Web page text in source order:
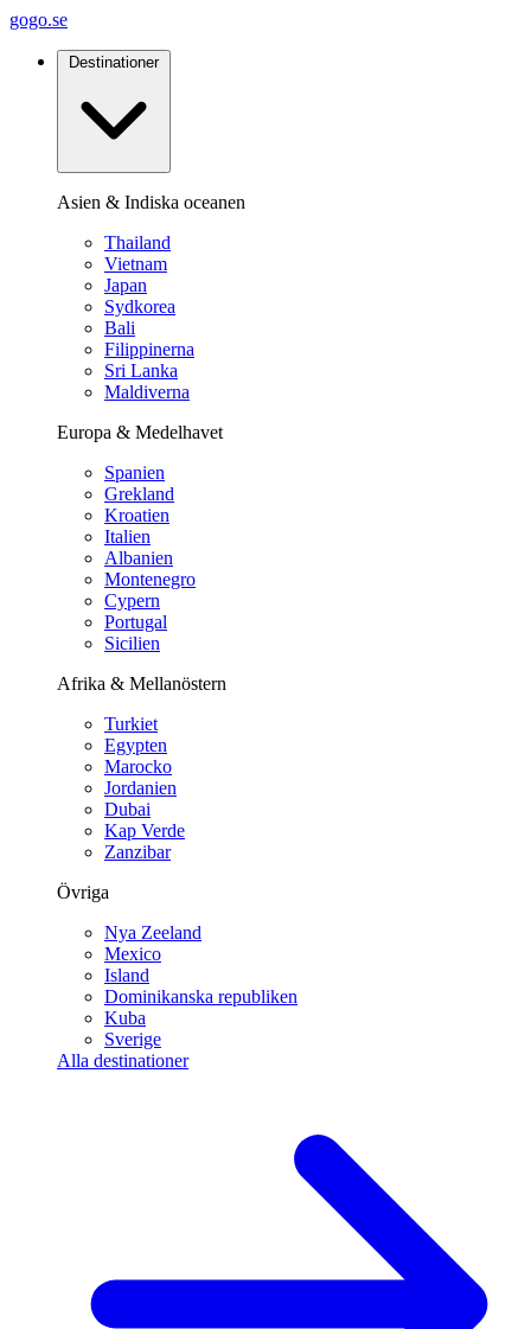
gogo.se
Destinationer
Asien & Indiska oceanen
Thailand
Vietnam
Japan
Sydkorea
Bali
Filippinerna
Sri Lanka
Maldiverna
Europa & Medelhavet
Spanien
Grekland
Kroatien
Italien
Albanien
Montenegro
Cypern
Portugal
Sicilien
Afrika & Mellanöstern
Turkiet
Egypten
Marocko
Jordanien
Dubai
Kap Verde
Zanzibar
Övriga
Nya Zeeland
Mexico
Island
Dominikanska republiken
Kuba
Sverige
Alla destinationer